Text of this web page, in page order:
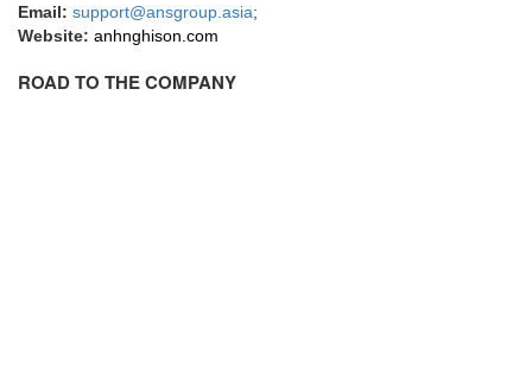
EES
EGE Elektronik
Eilersen Vietnam
Email: support@ansgroup.asia;
Website: anhnghison.com
ROAD TO THE COMPANY